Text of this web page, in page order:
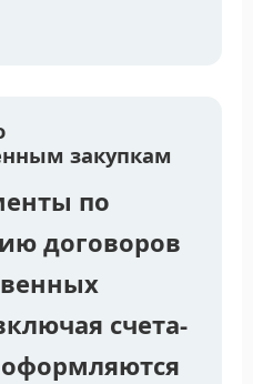
закупкам
по
договоров
счета-